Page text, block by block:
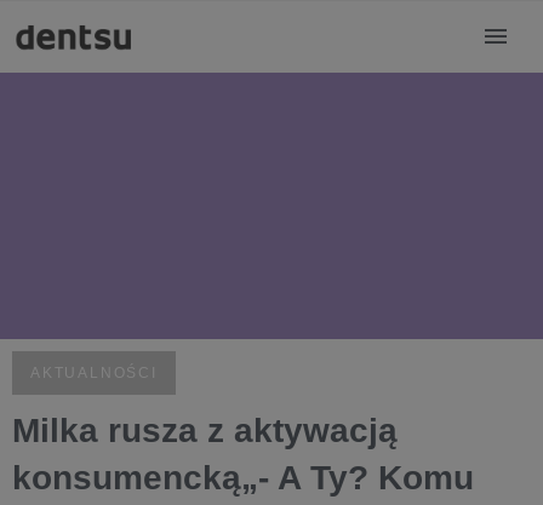
AKTUALNOŚCI
Milka rusza z aktywacją
konsumencką„- A Ty? Komu